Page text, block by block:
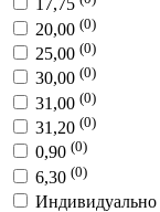
17,75
20,00 (0)
25,00 (0)
30,00 (0)
31,00 (0)
31,20 (0)
0,90 (0)
6,30 (0)
Индивидуально